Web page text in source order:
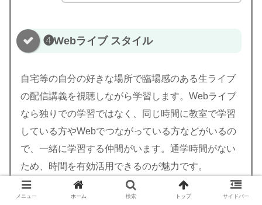
❹Webライブ スタイル
自宅等の自分の好きな場所で臨場感のある生ライブ
の配信講義を視聴しながら学習します。Webライブ
なら独りでの学習ではなく、同じ時間に教室で学習
している方やWebでつながっている方などがいるの
で、一緒に学習する仲間がいます。通学時間がない
ため、時間を有効活用できるのが魅力です。
メニュー ホーム 検索 トップ サイドバー